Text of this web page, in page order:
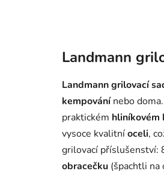
Landmann
Landmann grilovací
kempovánínebo
praktickém hliníkovém
vysoce kvalitníoceli,
grilovací příslušenství:
obracečku (špachtli na